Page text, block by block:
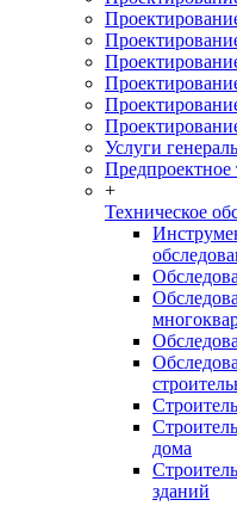
Услуги
Предпроектное
+
Техническое
дома
зданий